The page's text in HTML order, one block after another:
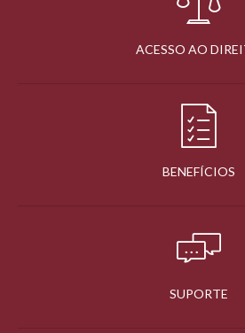
ACESSO AO
BENEFÍCIOS
SUPORTE